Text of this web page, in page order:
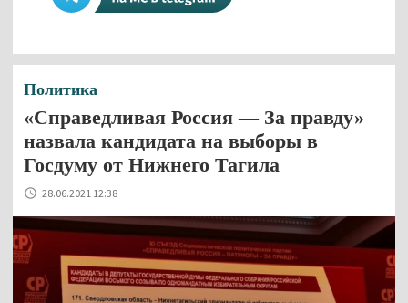
Политика
«Справедливая Россия — За правду»
назвала кандидата на выборы в
Госдуму от Нижнего Тагила
28.06.2021 12:38